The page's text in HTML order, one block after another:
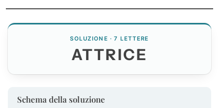
SOLUZIONE · 7 LETTERE
ATTRICE
Schema della soluzione